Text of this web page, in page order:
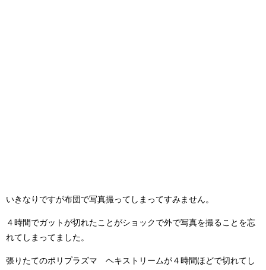
いきなりですが布団で写真撮ってしまってすみません。
４時間でガットが切れたことがショックで外で写真を撮ることを忘
れてしまってました。
張りたてのポリプラズマ ヘキストリームが４時間ほどで切れてし